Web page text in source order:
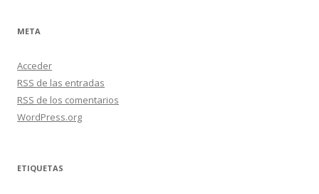
META
Acceder
RSS de las entradas
RSS de los comentarios
WordPress.org
ETIQUETAS